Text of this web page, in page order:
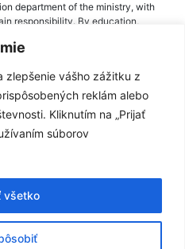
zlepšenie vášho zážitku z
reklám alebo
Kliknutím na „Prijať
súborov
všetko
department of the ministry, with
responsibility. By education,
Air and Water protection.
Táňa Kratochvílová